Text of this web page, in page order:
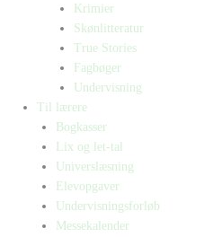
Krimier
Skønlitteratur
True Stories
Fagbøger
Undervisning
Til lærere
Bogkasser
Lix og let-tal
Universlæsning
Elevopgaver
Undervisningsforløb
Messekalender